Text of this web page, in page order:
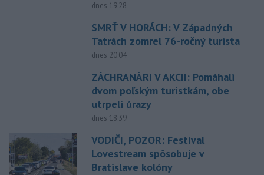
dnes 19:28
SMRŤ V HORÁCH: V Západných
Tatrách zomrel 76-ročný turista
dnes 20:04
ZÁCHRANÁRI V AKCII: Pomáhali
dvom poľským turistkám, obe
utrpeli úrazy
dnes 18:39
VODIČI, POZOR: Festival
Lovestream spôsobuje v
Bratislave kolóny